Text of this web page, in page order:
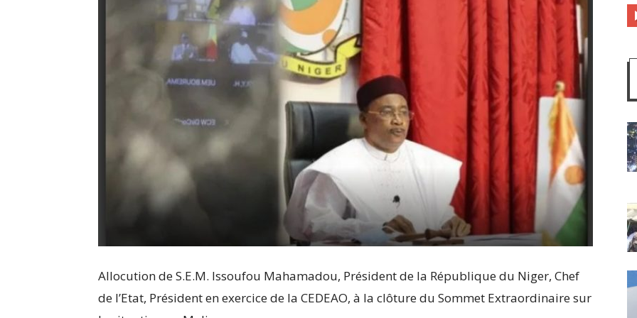
Allocution de S.E.M. Issoufou Mahamadou, Président de la République du Niger, Chef
de l’Etat, Président en exercice de la CEDEAO, à la clôture du Sommet Extraordinaire sur